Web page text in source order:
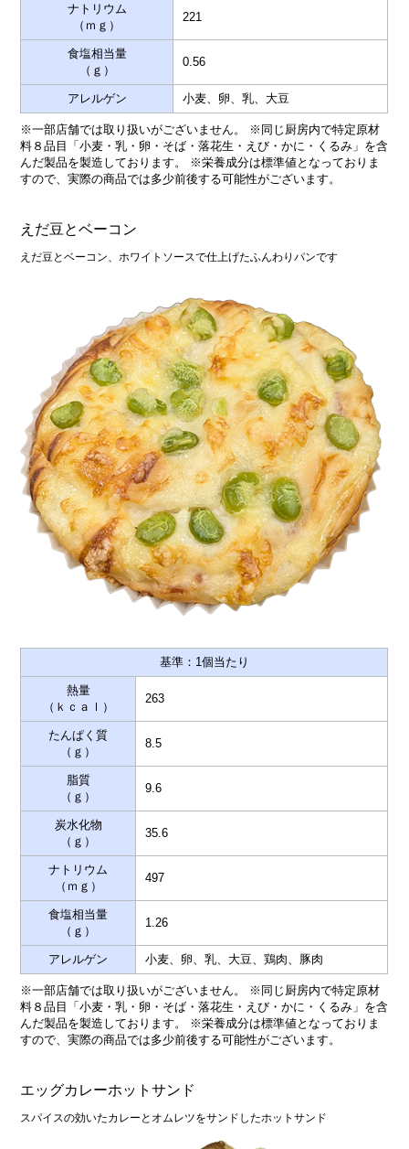
ナトリウム
（ｍｇ）
221
食塩相当量
（ｇ）
0.56
アレルゲン 小麦、卵、乳、大豆
※一部店舗では取り扱いがございません。 ※同じ厨房内で特定原材
料８品目「小麦・乳・卵・そば・落花生・えび・かに・くるみ」を含
んだ製品を製造しております。 ※栄養成分は標準値となっておりま
すので、実際の商品では多少前後する可能性がございます。
えだ豆とベーコン
えだ豆とベーコン、ホワイトソースで仕上げたふんわりパンです
基準：1個当たり
熱量
（ｋｃａｌ）
263
たんぱく質
（ｇ）
8.5
脂質
（ｇ）
9.6
炭水化物
（ｇ）
35.6
ナトリウム
（ｍｇ）
497
食塩相当量
（ｇ）
1.26
アレルゲン 小麦、卵、乳、大豆、鶏肉、豚肉
※一部店舗では取り扱いがございません。 ※同じ厨房内で特定原材
料８品目「小麦・乳・卵・そば・落花生・えび・かに・くるみ」を含
んだ製品を製造しております。 ※栄養成分は標準値となっておりま
すので、実際の商品では多少前後する可能性がございます。
エッグカレーホットサンド
スパイスの効いたカレーとオムレツをサンドしたホットサンド